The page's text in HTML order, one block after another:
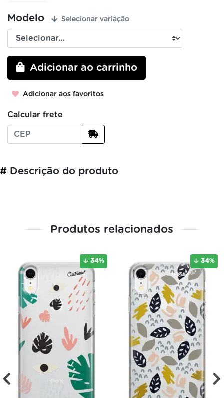
Modelo Selecionar variação
Adicionar ao carrinho
Adicionar aos favoritos
Calcular frete
# Descrição do produto
Produtos relacionados
34% 34%